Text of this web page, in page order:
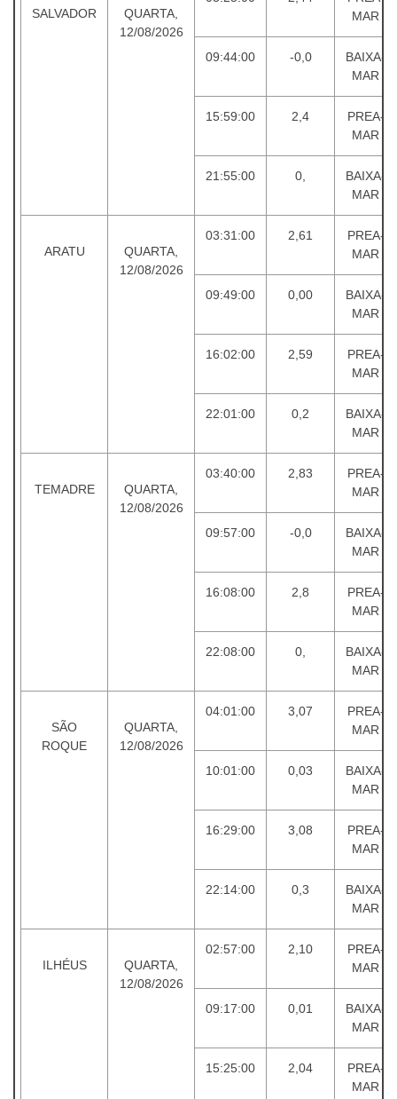
SALVADOR
QUARTA,
12/08/2026
MAR
09:44:00 -0,0
BAIXA-
MAR
15:59:00 2,4
PREA-
MAR
21:55:00 0,
BAIXA-
MAR
ARATU
QUARTA,
12/08/2026
03:31:00 2,61
PREA-
MAR
09:49:00 0,00
BAIXA-
MAR
16:02:00 2,59
PREA-
MAR
22:01:00 0,2
BAIXA-
MAR
TEMADRE
QUARTA,
12/08/2026
03:40:00 2,83
PREA-
MAR
09:57:00 -0,0
BAIXA-
MAR
16:08:00 2,8
PREA-
MAR
22:08:00 0,
BAIXA-
MAR
SÃO
ROQUE
QUARTA,
12/08/2026
04:01:00 3,07
PREA-
MAR
10:01:00 0,03
BAIXA-
MAR
16:29:00 3,08
PREA-
MAR
22:14:00 0,3
BAIXA-
MAR
ILHÉUS
QUARTA,
12/08/2026
02:57:00 2,10
PREA-
MAR
09:17:00 0,01
BAIXA-
MAR
15:25:00 2,04
PREA-
MAR